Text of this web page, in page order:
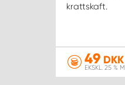
krattskaft.
49 DKK
EKSKL. 25 %